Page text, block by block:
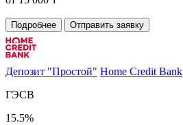
Подробнее Отправить заявку
Депозит "Простой" Home Credit Bank
ГЭСВ
15.5%